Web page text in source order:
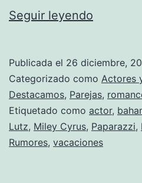
Seguir leyendo
va
de
con
Publicada el 26 diciembre,
Categorizado como Actores
Destacamos, Parejas,
Etiquetado como actor,
Lutz, Miley Cyrus, Paparazzi,
Rumores, vacaciones